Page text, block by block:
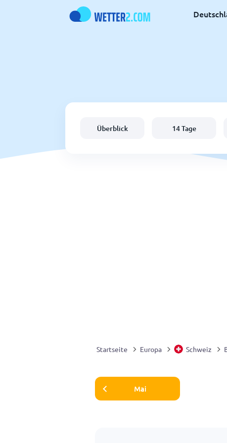
Überblick 14 Tage
Startseite Europa Schweiz
Mai